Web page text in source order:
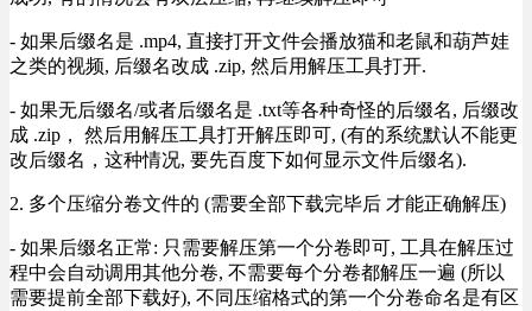
- 如果后缀名是 .mp4, 直接打开文件会播放猫和老鼠和葫芦娃
之类的视频, 后缀名改成 .zip, 然后用解压工具打开.
- 如果无后缀名/或者后缀名是 .txt等各种奇怪的后缀名, 后缀改
成 .zip， 然后用解压工具打开解压即可, (有的系统默认不能更
改后缀名，这种情况, 要先百度下如何显示文件后缀名).
2. 多个压缩分卷文件的 (需要全部下载完毕后 才能正确解压)
- 如果后缀名正常: 只需要解压第一个分卷即可, 工具在解压过
程中会自动调用其他分卷, 不需要每个分卷都解压一遍 (所以
需要提前全部下载好), 不同压缩格式的第一个分卷命名是有区